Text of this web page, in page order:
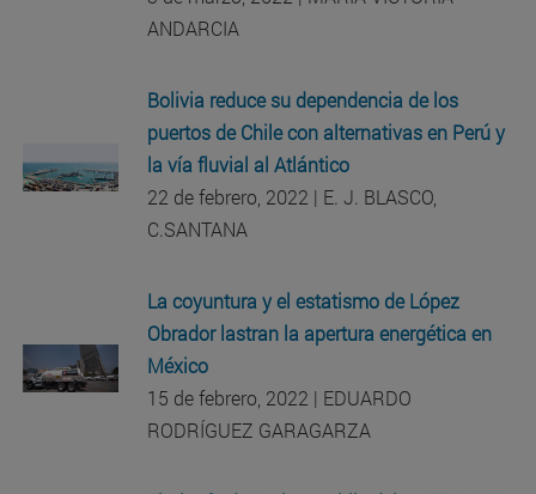
ANDARCIA
Bolivia reduce su dependencia de los
puertos de Chile con alternativas en Perú y
la vía fluvial al Atlántico
22 de febrero, 2022 | E. J. BLASCO,
C.SANTANA
La coyuntura y el estatismo de López
Obrador lastran la apertura energética en
México
15 de febrero, 2022 | EDUARDO
RODRÍGUEZ GARAGARZA